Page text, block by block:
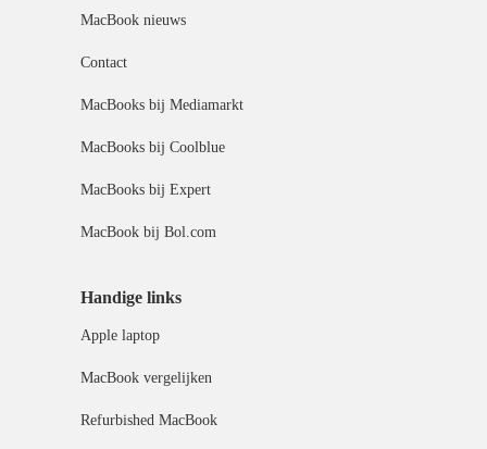
MacBook nieuws
Contact
MacBooks bij Mediamarkt
MacBooks bij Coolblue
MacBooks bij Expert
MacBook bij Bol.com
Handige links
Apple laptop
MacBook vergelijken
Refurbished MacBook